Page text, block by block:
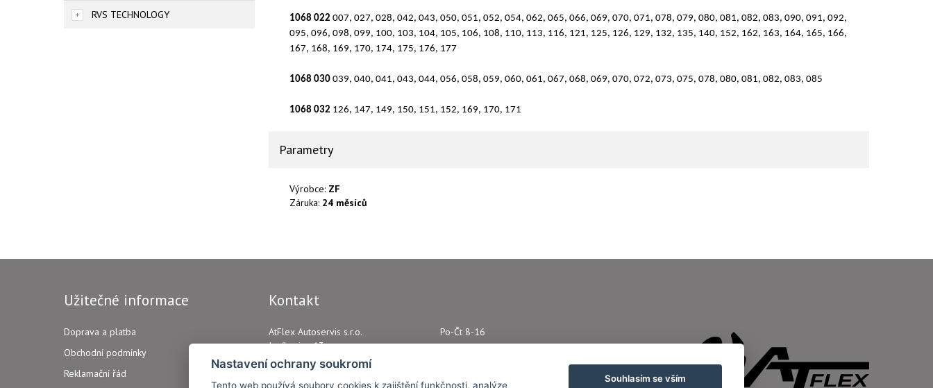
RVS TECHNOLOGY 1068 022 007, 027, 028, 042, 043, 050, 051, 052, 054, 062, 065, 066, 069, 070, 071, 078, 079, 080, 081, 082, 083, 090, 091, 092,
095, 096, 098, 099, 100, 103, 104, 105, 106, 108, 110, 113, 116, 121, 125, 126, 129, 132, 135, 140, 152, 162, 163, 164, 165, 166,
167, 168, 169, 170, 174, 175, 176, 177
1068 030 039, 040, 041, 043, 044, 056, 058, 059, 060, 061, 067, 068, 069, 070, 072, 073, 075, 078, 080, 081, 082, 083, 085
1068 032 126, 147, 149, 150, 151, 152, 169, 170, 171
Parametry
Výrobce: ZF
Záruka: 24 měsíců
Užitečné informace
Doprava a platba
Obchodní podmínky
Reklamační řád
Kontakt
AtFlex Autoservis s.r.o.
Jeníkovice 13
346 01 Meclov
Po-Čt 8-16
Napište nám kdykoliv!
Nastavení ochrany soukromí
Tento web používá soubory cookies k zajištění funkčnosti, analýze
Souhlasím se vším